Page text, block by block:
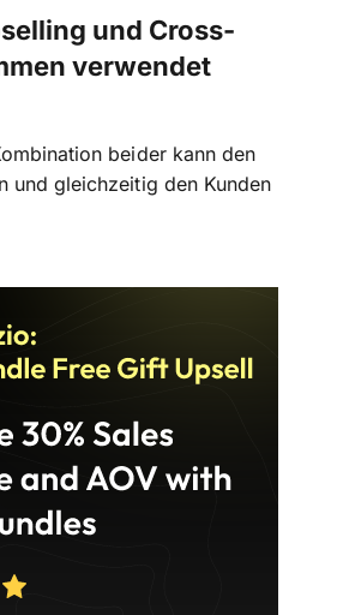
und Cross-
verwendet
beider kann den
und gleichzeitig den Kunden